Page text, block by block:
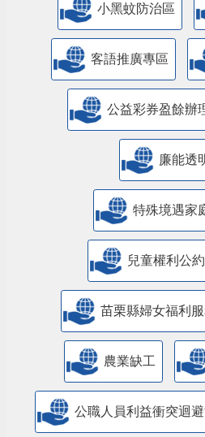
小黑蚊防治區
客語推廣專區
公益彩券盈餘辦
廉能透
特殊境遇家
兒童權利公
苗栗縣婦女福利
農業缺工
公職人員利益衝突迴